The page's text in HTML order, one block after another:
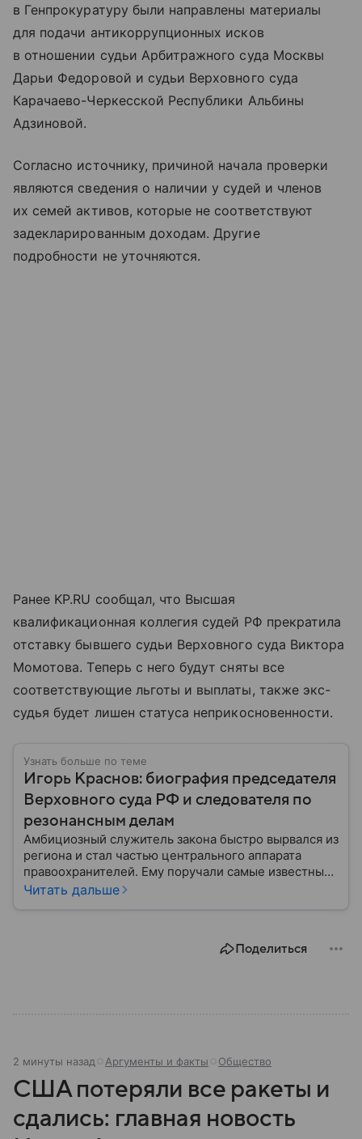
в Генпрокуратуру были направлены материалы
для подачи антикоррупционных исков
в отношении судьи Арбитражного суда Москвы
Дарьи Федоровой и судьи Верховного суда
Карачаево-Черкесской Республики Альбины
Адзиновой.
Согласно источнику, причиной начала проверки
являются сведения о наличии у судей и членов
их семей активов, которые не соответствуют
задекларированным доходам. Другие
подробности не уточняются.
Ранее KP.RU сообщал, что Высшая
квалификационная коллегия судей РФ прекратила
отставку бывшего судьи Верховного суда Виктора
Момотова. Теперь с него будут сняты все
соответствующие льготы и выплаты, также экс-
судья будет лишен статуса неприкосновенности.
Узнать больше по теме
Игорь Краснов: биография председателя
Верховного суда РФ и следователя по
резонансным делам
Амбициозный служитель закона быстро вырвался из
региона и стал частью центрального аппарата
правоохранителей. Ему поручали самые известные
и сложные расследования, долгое время он работал
Читать дальше
Поделиться
2 минуты назад Аргументы и факты Общество
США потеряли все ракеты и
сдались: главная новость